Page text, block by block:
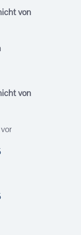
von
von